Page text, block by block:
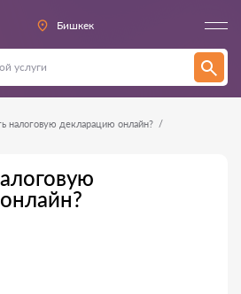
Бишкек
налоговую декларацию онлайн?